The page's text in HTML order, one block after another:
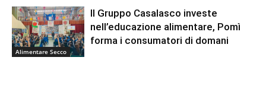
Alimentare Secco
Il Gruppo Casalasco investe
nell’educazione alimentare, Pomì
forma i consumatori di domani